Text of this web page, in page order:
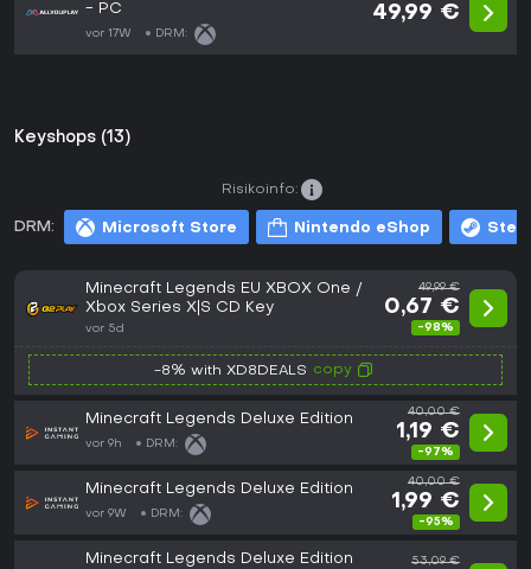
- PC
vor 17W DRM:
49,99 €
Keyshops (13)
DRM: Microsoft Store Nintendo eShop
Risikoinfo:
Minecraft Legends EU XBOX One /
Xbox Series X|S CD Key
vor 5d
49,99 €
0,67 €
-98%
-8% with XD8DEALS copy
Minecraft Legends Deluxe Edition
vor 9h DRM:
40,00 €
1,19 €
-97%
Minecraft Legends Deluxe Edition
vor 9W DRM:
40,00 €
1,99 €
-95%
Minecraft Legends Deluxe Edition
53,09 €